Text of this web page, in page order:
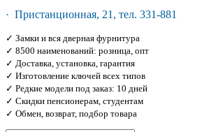
· Пристанционная, 21, тел. 331-881
✓ Замки и вся дверная фурнитура
✓ 8500 наименований: розница, опт
✓ Доставка, установка, гарантия
✓ Изготовление ключей всех типов
✓ Редкие модели под заказ: 10 дней
✓ Скидки пенсионерам, студентам
✓ Обмен, возврат, подбор товара